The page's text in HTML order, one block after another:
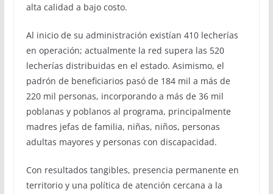
alta calidad a bajo costo.
Al inicio de su administración existían 410 lecherías
en operación; actualmente la red supera las 520
lecherías distribuidas en el estado. Asimismo, el
padrón de beneficiarios pasó de 184 mil a más de
220 mil personas, incorporando a más de 36 mil
poblanas y poblanos al programa, principalmente
madres jefas de familia, niñas, niños, personas
adultas mayores y personas con discapacidad.
Con resultados tangibles, presencia permanente en
territorio y una política de atención cercana a la